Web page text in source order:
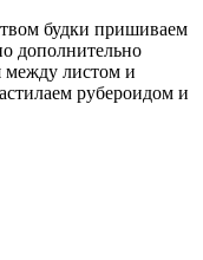
будки пришиваем
дополнительно
между листом и
рубероидом и